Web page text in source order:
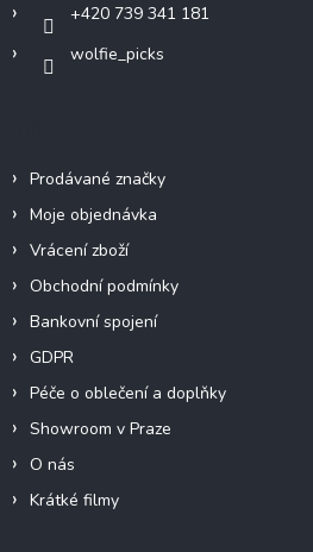
+420 739 341 181
wolfie_picks
Prodávané značky
Moje objednávka
Vrácení zboží
Obchodní podmínky
Bankovní spojení
GDPR
Péče o oblečení a doplňky
Showroom v Praze
O nás
Krátké filmy